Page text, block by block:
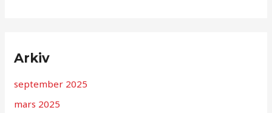
Arkiv
september 2025
mars 2025